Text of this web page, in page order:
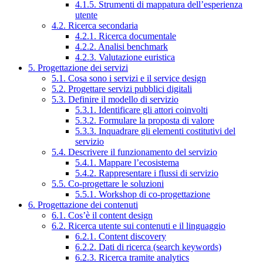
4.1.5. Strumenti di mappatura dell’esperienza
utente
4.2. Ricerca secondaria
4.2.1. Ricerca documentale
4.2.2. Analisi benchmark
4.2.3. Valutazione euristica
5. Progettazione dei servizi
5.1. Cosa sono i servizi e il service design
5.2. Progettare servizi pubblici digitali
5.3. Definire il modello di servizio
5.3.1. Identificare gli attori coinvolti
5.3.2. Formulare la proposta di valore
5.3.3. Inquadrare gli elementi costitutivi del
servizio
5.4. Descrivere il funzionamento del servizio
5.4.1. Mappare l’ecosistema
5.4.2. Rappresentare i flussi di servizio
5.5. Co-progettare le soluzioni
5.5.1. Workshop di co-progettazione
6. Progettazione dei contenuti
6.1. Cos’è il content design
6.2. Ricerca utente sui contenuti e il linguaggio
6.2.1. Content discovery
6.2.2. Dati di ricerca (search keywords)
6.2.3. Ricerca tramite analytics